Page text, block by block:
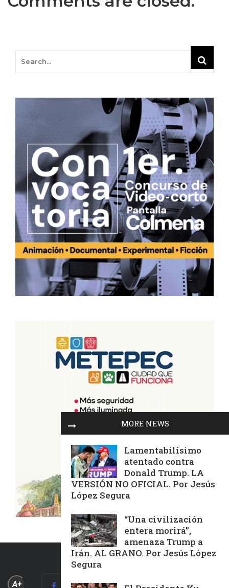
MORE NEWS
Lamentabilísimo
atentado contra
Donald Trump. LA
VERSIÓN NO OFICIAL. Por Jesús
López Segura
“Una civilización
entera morirá”,
amenaza Trump a
Irán. AL GRANO. Por Jesús López
Segura
A+